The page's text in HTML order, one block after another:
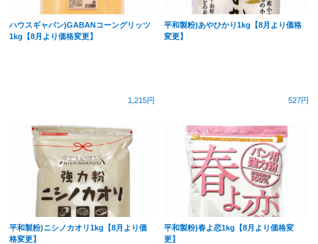
ハウスギャバン)GABANコーングリッツ
1kg【8月より価格変更】
1,215円
平和製粉)あやひかり1kg【8月より価格
変更】
527円
平和製粉)ニシノカオリ1kg【8月より価
格変更】
平和製粉)春よ恋1kg【8月より価格変
更】